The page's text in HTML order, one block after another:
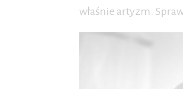
właśnie artyzm.